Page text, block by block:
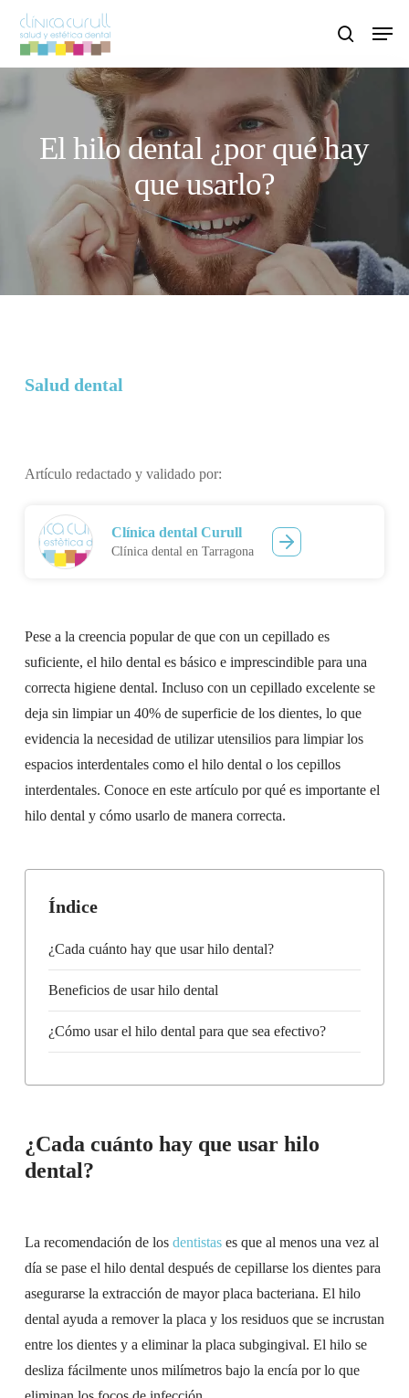
search
Menu
El hilo dental ¿por qué hay
que usarlo?
Salud dental
Artículo redactado y validado por:
Clínica dental Curull
Clínica dental en Tarragona
Pese a la creencia popular de que con un cepillado es
suficiente, el hilo dental es básico e imprescindible para una
correcta higiene dental. Incluso con un cepillado excelente se
deja sin limpiar un 40% de superficie de los dientes, lo que
evidencia la necesidad de utilizar utensilios para limpiar los
espacios interdentales como el hilo dental o los cepillos
interdentales. Conoce en este artículo por qué es importante el
hilo dental y cómo usarlo de manera correcta.
Índice
¿Cada cuánto hay que usar hilo dental?
Beneficios de usar hilo dental
¿Cómo usar el hilo dental para que sea efectivo?
¿Cada cuánto hay que usar hilo
dental?
La recomendación de los dentistases que al menos una vez al
día se pase el hilo dental después de cepillarse los dientes para
asegurarse la extracción de mayor placa bacteriana. El hilo
dental ayuda a remover la placa y los residuos que se incrustan
entre los dientes y a eliminar la placa subgingival. El hilo se
desliza fácilmente unos milímetros bajo la encía por lo que